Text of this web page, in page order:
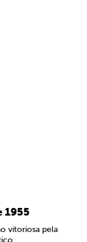
1955
vitoriosa pela